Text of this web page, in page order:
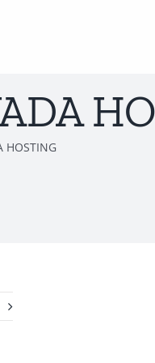
HOSTING